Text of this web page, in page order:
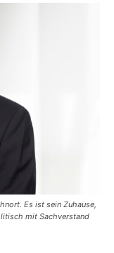
Es ist sein Zuhause,
mit Sachverstand